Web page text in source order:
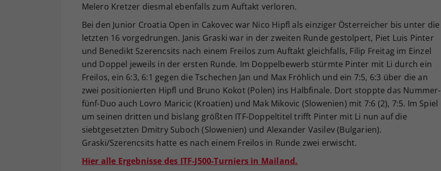
Melero Kretzer diesmal ebenfalls zum Auftakt verloren.
Bei den Junior Croatia Open in Cakovec war Nico Hipfl als einziger Österreicher bis unter die
letzten 16 vorgedrungen. Janis Graski war in der zweiten Runde gestolpert, Piet Luis Pinter
und Benedikt Szerencsits nach einem Freilos zum Auftakt gleichfalls, Filip Freitag im Einzel
und Doppel jeweils in der ersten Runde. Im Doppelbewerb stürmte Pinter mit Li durch ein
Freilos, ein 6:3, 6:1 gegen die Tschechen Jan und Max Fröhlich und ein 7:5, 6:3 über die an
zwei positionierten Hipfl und Bruno Kokot (Polen) ins Halbfinale. Dort stoppte das Nummer-
fünf-Duo auch Lovro Maricic (Kroatien) und Mak Mikovic (Slowenien) mit 7:6 (2), 7:5. Im Spiel
um seinen dritten und bislang größten ITF-Doppeltitel trifft Pinter mit Li nun auf die
siebtgesetzten Dmitry Suboch (Slowenien) und Alexander Vasilev (Bulgarien).
Graski/Szerencsits hatte es nach einem Freilos in Runde zwei erwischt.
Hier alle Ergebnisse des ITF-J500-Turniers in Mailand.